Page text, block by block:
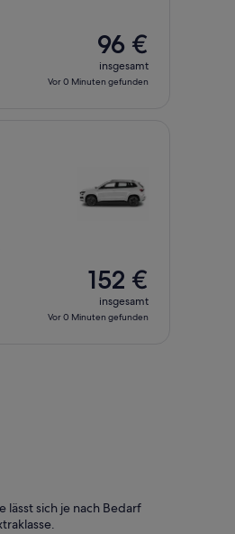
96 €
insgesamt
Vor 0 Minuten gefunden
152 €
insgesamt
Vor 0 Minuten gefunden
sich je nach Bedarf